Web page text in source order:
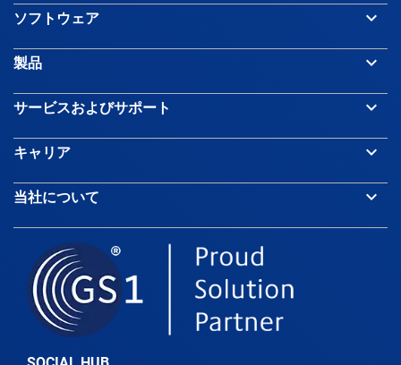
Bangladesh
Barbados
Belgium
Belize
ソフトウェア keyboard_arrow_down
製品 keyboard_arrow_down
サービスおよびサポート keyboard_arrow_down
キャリア keyboard_arrow_down
当社について keyboard_arrow_down